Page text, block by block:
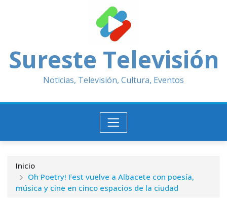
Sureste Televisión
Noticias, Televisión, Cultura, Eventos
Inicio
Oh Poetry! Fest vuelve a Albacete con poesía,
música y cine en cinco espacios de la ciudad